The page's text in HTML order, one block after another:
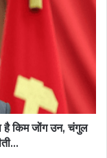
है किम जोंग उन, चंगुल